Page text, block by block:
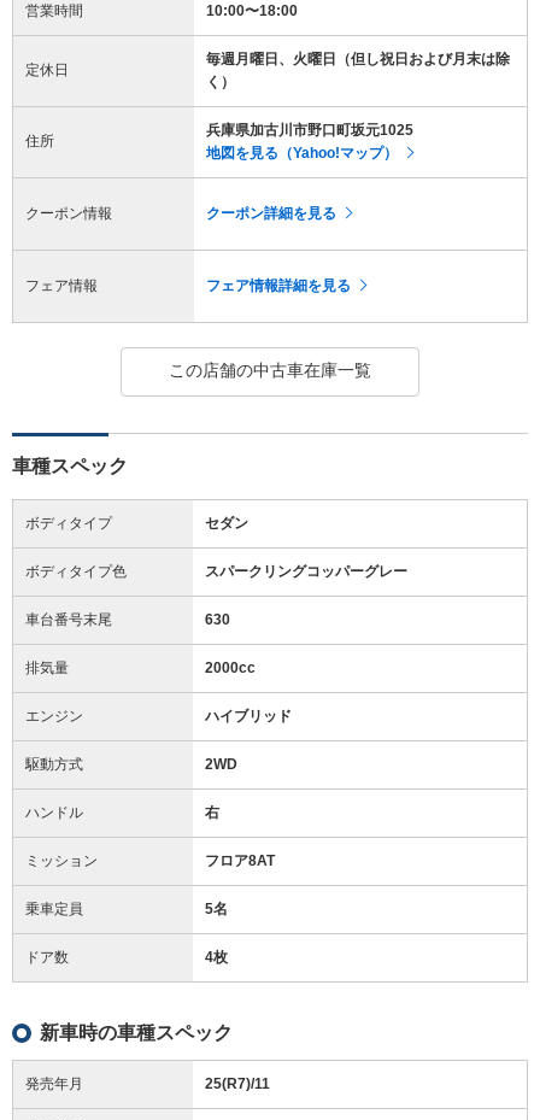
営業時間 10:00〜18:00
定休日
毎週月曜日、火曜日（但し祝日および月末は除
く）
住所
兵庫県加古川市野口町坂元1025
地図を見る（Yahoo!マップ）
クーポン情報 クーポン詳細を見る
フェア情報 フェア情報詳細を見る
この店舗の中古車在庫一覧
車種スペック
ボディタイプ セダン
ボディタイプ色 スパークリングコッパーグレー
車台番号末尾 630
排気量 2000cc
エンジン ハイブリッド
駆動方式 2WD
ハンドル 右
ミッション フロア8AT
乗車定員 5名
ドア数 4枚
新車時の車種スペック
発売年月 25(R7)/11